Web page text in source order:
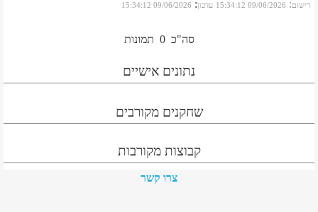
רישום:
09/06/2026 15:34:12 עדכון:
09/06/2026 15:34:12
סה"כ 0 תמונות
נתונים אישיים
שחקנים מקורבים
קבוצות מקורבות
צרו קשר